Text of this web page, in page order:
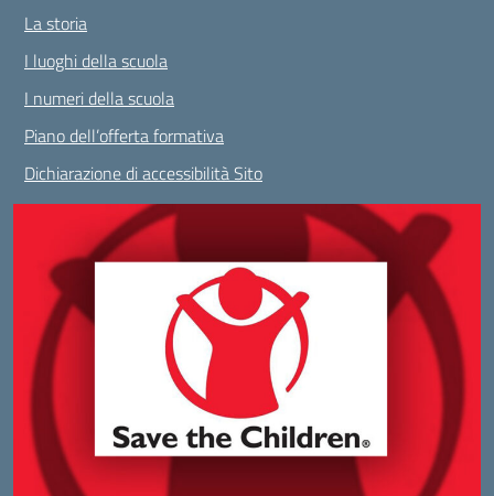
La storia
I luoghi della scuola
I numeri della scuola
Piano dell’offerta formativa
Dichiarazione di accessibilità Sito